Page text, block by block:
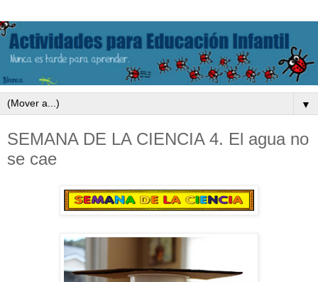
▼
SEMANA DE LA CIENCIA 4. El agua no
se cae